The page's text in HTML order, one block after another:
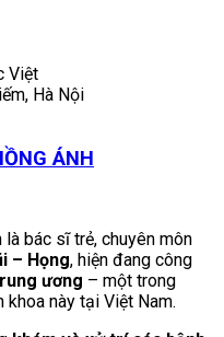
Việt
Hà Nội
ÁNH
bác sĩ trẻ, chuyên môn
– Họng, hiện đang công
ương – một trong
này tại Việt Nam.